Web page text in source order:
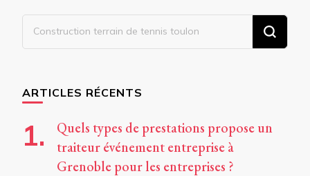
Vous
recherchiez
ARTICLES RÉCENTS
Quels types de prestations propose un
traiteur événement entreprise à
Grenoble pour les entreprises ?